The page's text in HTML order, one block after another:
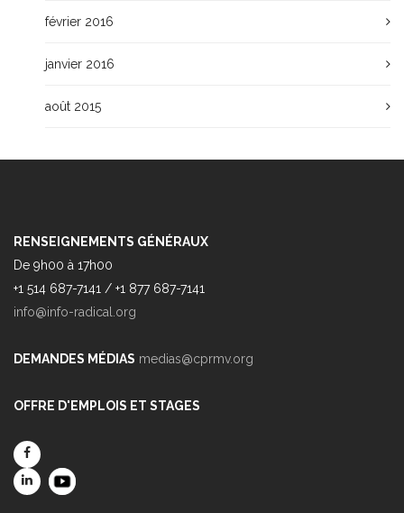
février 2016
janvier 2016
août 2015
RENSEIGNEMENTS GÉNÉRAUX
De 9h00 à 17h00
+1 514 687-7141 / +1 877 687-7141
info@info-radical.org
DEMANDES MÉDIAS medias@cprmv.org
OFFRE D'EMPLOIS ET STAGES